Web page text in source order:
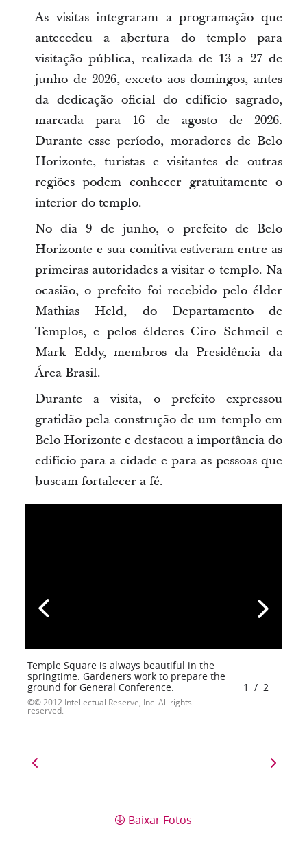
As visitas integraram a programação que
antecedeu a abertura do templo para
visitação pública, realizada de 13 a 27 de
junho de 2026, exceto aos domingos, antes
da dedicação oficial do edifício sagrado,
marcada para 16 de agosto de 2026.
Durante esse período, moradores de Belo
Horizonte, turistas e visitantes de outras
regiões podem conhecer gratuitamente o
interior do templo.
No dia 9 de junho, o prefeito de Belo
Horizonte e sua comitiva estiveram entre as
primeiras autoridades a visitar o templo. Na
ocasião, o prefeito foi recebido pelo élder
Mathias Held, do Departamento de
Templos, e pelos élderes Ciro Schmeil e
Mark Eddy, membros da Presidência da
Área Brasil.
Durante a visita, o prefeito expressou
gratidão pela construção de um templo em
Belo Horizonte e destacou a importância do
edifício para a cidade e para as pessoas que
buscam fortalecer a fé.
Temple Square is always beautiful in the
springtime. Gardeners work to prepare the
ground for General Conference.
© 2012 Intellectual Reserve, Inc. All rights
reserved.
1 / 2
Baixar Fotos